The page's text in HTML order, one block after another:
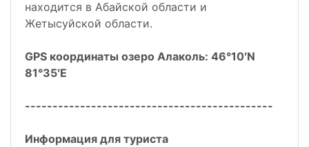
находится в Абайской области и
Жетысуйской области.
GPS координаты озеро Алаколь: 46°10′N
81°35′E
---------------------------------------------
Информация для туриста